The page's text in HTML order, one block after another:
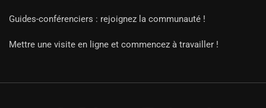
Guides-conférenciers : rejoignez la communauté !
Mettre une visite en ligne et commencez à travailler !